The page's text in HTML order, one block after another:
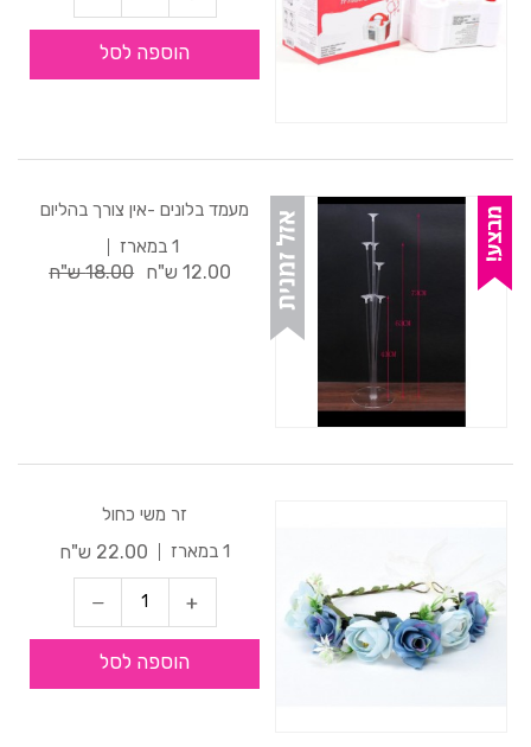
הוספה לסל
מעמד בלונים -אין צורך בהליום
1 במארז
12.00 ש"ח 18.00 ש"ח
זר משי כחול
1 במארז
22.00 ש"ח
הוספה לסל